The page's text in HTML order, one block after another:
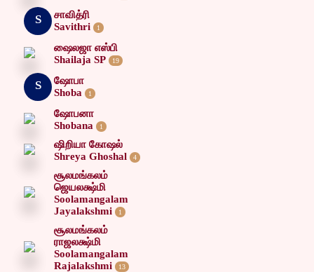
S
சாவித்ரி
Savithri
1
ஷைலஜா எஸ்பி
Shailaja SP
19
S
ஷோபா
Shoba
1
ஷோபனா
Shobana
1
ஷிறியா கோஷல்
Shreya Ghoshal
4
சூலமங்கலம்
ஜெயலக்ஷ்மி
Soolamangalam
Jayalakshmi
1
சூலமங்கலம்
ராஜலக்ஷ்மி
Soolamangalam
Rajalakshmi
13